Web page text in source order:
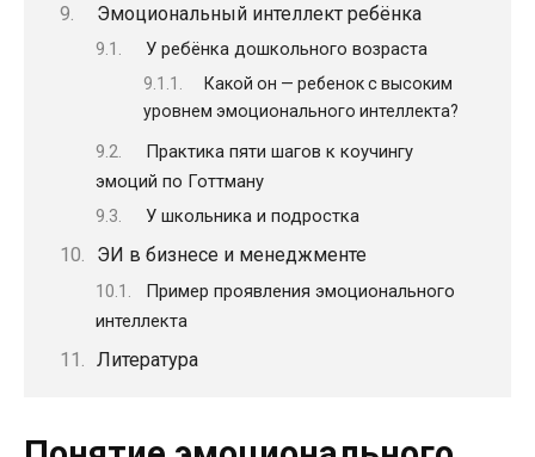
Эмоциональный интеллект ребёнка
У ребёнка дошкольного возраста
Какой он — ребенок с высоким
уровнем эмоционального интеллекта?
Практика пяти шагов к коучингу
эмоций по Готтману
У школьника и подростка
ЭИ в бизнесе и менеджменте
Пример проявления эмоционального
интеллекта
Литература